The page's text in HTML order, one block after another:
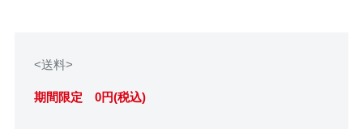
<送料>
期間限定 0円(税込)